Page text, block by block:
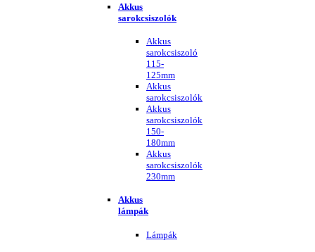
Akkus
sarokcsiszolók
Akkus
sarokcsiszoló
115-
125mm
Akkus
sarokcsiszolók
Akkus
sarokcsiszolók
150-
180mm
Akkus
sarokcsiszolók
230mm
Akkus
lámpák
Lámpák